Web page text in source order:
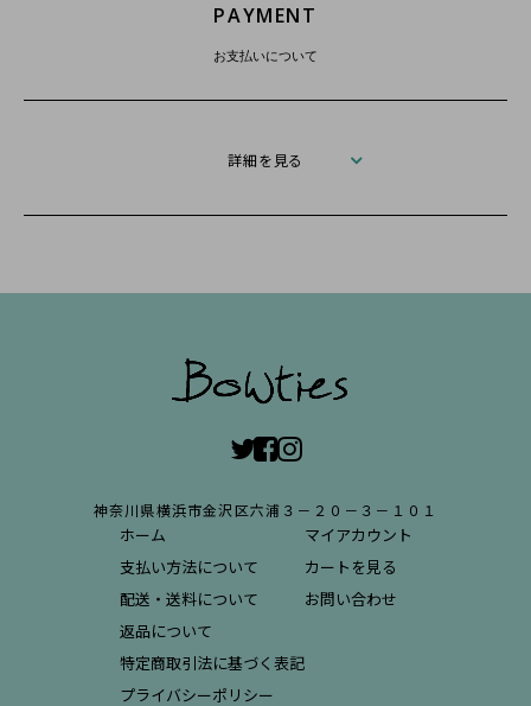
PAYMENT
お支払いについて
詳細を見る
神奈川県横浜市金沢区六浦３－２０－３－１０１
ホーム
支払い方法について
配送・送料について
返品について
特定商取引法に基づく表記
プライバシーポリシー
マイアカウント
カートを見る
お問い合わせ